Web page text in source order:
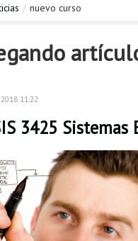
/ nuevo curso
11:22
3425